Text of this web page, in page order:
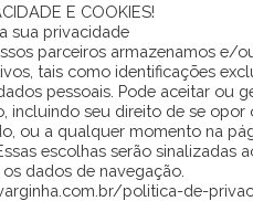
E COOKIES!
sua privacidade
parceiros armazenamos e/
tais como identificações
pessoais. Pode aceitar ou
incluindo seu direito de se opor
ou a qualquer momento na
escolhas serão sinalizadas
dados de navegação.
politica-de-